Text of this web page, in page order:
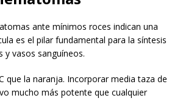
ante mínimos roces indican una
es el pilar fundamental para la síntesis
vasos sanguíneos.
que la naranja. Incorporar media taza de
mucho más potente que cualquier